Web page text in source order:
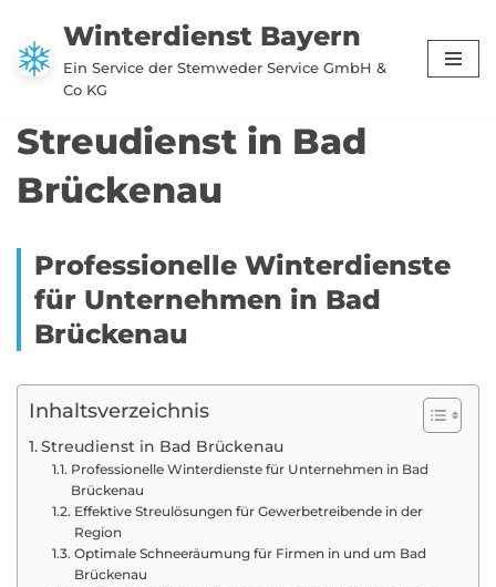
Zum
Inhalt
Winterdienst Bayern
Ein Service der Stemweder Service GmbH &
Co KG
Streudienst in Bad
Brückenau
Professionelle Winterdienste
für Unternehmen in Bad
Brückenau
Inhaltsverzeichnis
Streudienst in Bad Brückenau
Professionelle Winterdienste für Unternehmen in Bad
Brückenau
Effektive Streulösungen für Gewerbetreibende in der
Region
Optimale Schneeräumung für Firmen in und um Bad
Brückenau